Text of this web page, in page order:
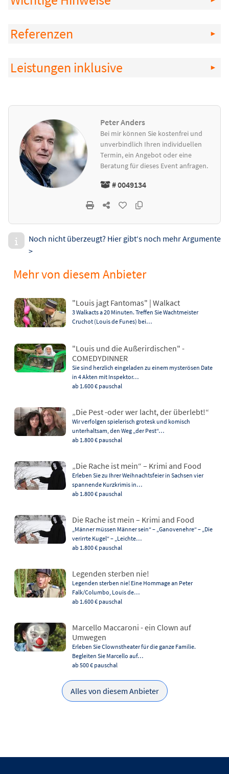
Referenzen
Leistungen inklusive
Peter Anders
Bei mir können Sie kostenfrei und
unverbindlich Ihren individuellen
Termin, ein Angebot oder eine
Beratung für dieses Event anfragen.
# 0049134
Noch nicht überzeugt? Hier gibt‘s noch mehr Argumente
>
Mehr von diesem Anbieter
"Louis jagt Fantomas" | Walkact
3 Walkacts a 20 Minuten. Treffen Sie Wachtmeister
Cruchot (Louis de Funes) bei…
"Louis und die Außerirdischen" -
COMEDYDINNER
Sie sind herzlich eingeladen zu einem mysterösen Date
in 4 Akten mit Inspektor…
ab 1.600 € pauschal
„Die Pest -oder wer lacht, der überlebt!“
Wir verfolgen spielerisch grotesk und komisch
unterhaltsam, den Weg „der Pest“…
ab 1.800 € pauschal
„Die Rache ist mein“ – Krimi and Food
Erleben Sie zu Ihrer Weihnachtsfeier in Sachsen vier
spannende Kurzkrimis in…
ab 1.800 € pauschal
Die Rache ist mein – Krimi and Food
„Männer müssen Männer sein“ – „Ganovenehre“ – „Die
verirrte Kugel“ – „Leichte…
ab 1.800 € pauschal
Legenden sterben nie!
Legenden sterben nie! Eine Hommage an Peter
Falk/Columbo, Louis de…
ab 1.600 € pauschal
Marcello Maccaroni - ein Clown auf
Umwegen
Erleben Sie Clownstheater für die ganze Familie.
Begleiten Sie Marcello auf…
ab 500 € pauschal
Alles von diesem Anbieter